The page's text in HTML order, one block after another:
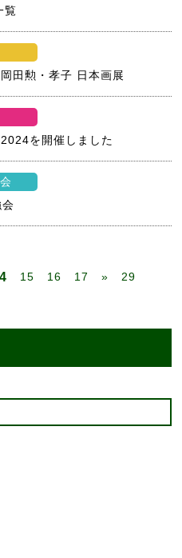
覧
田勲・孝子 日本画展
を開催しました
15 16 17 » 29